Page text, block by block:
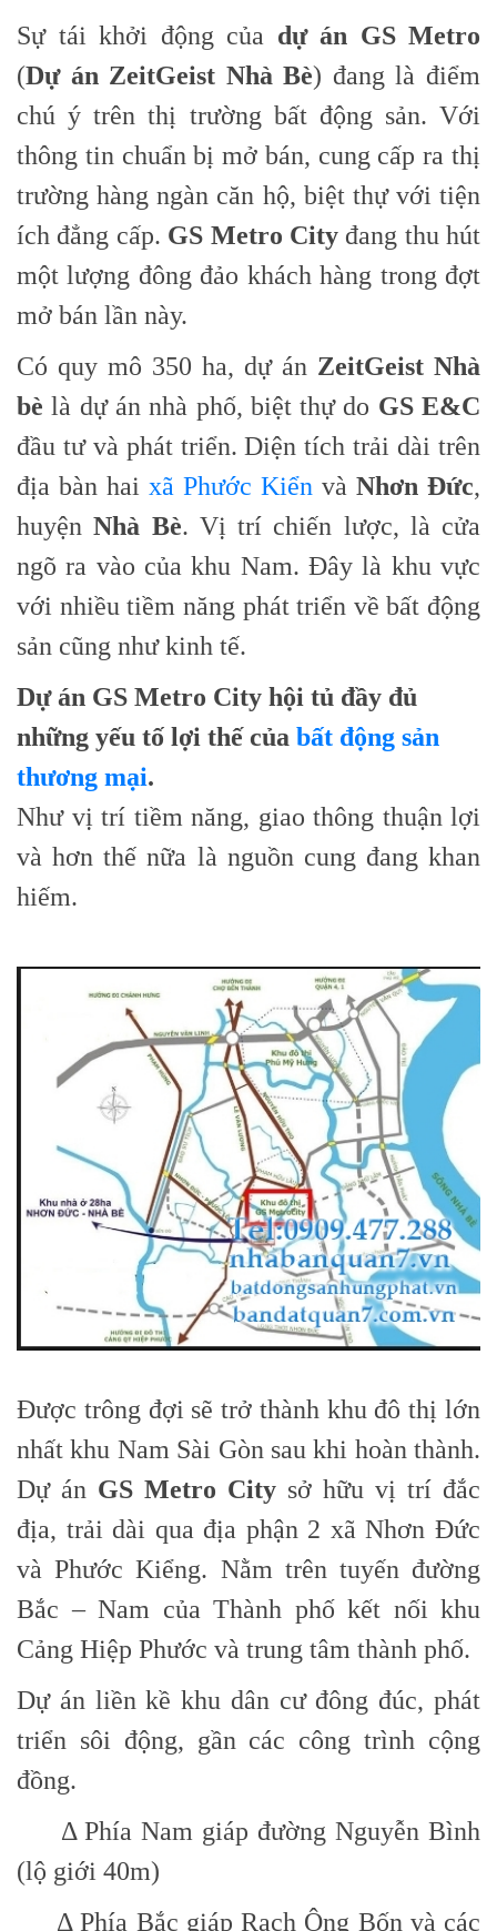
Sự tái khởi động của dự án GS Metro
(Dự án ZeitGeist Nhà Bè) đang là điểm
chú ý trên thị trường bất động sản. Với
thông tin chuẩn bị mở bán, cung cấp ra thị
trường hàng ngàn căn hộ, biệt thự với tiện
ích đẳng cấp. GS Metro Cityđang thu hút
một lượng đông đảo khách hàng trong đợt
mở bán lần này.
Có quy mô 350 ha, dự án ZeitGeist Nhà
bè là dự án nhà phố, biệt thự do GS E&C
đầu tư và phát triển. Diện tích trải dài trên
địa bàn hai xã Phước Kiển và Nhơn Đức,
huyệnNhà Bè. Vị trí chiến lược, là cửa
ngõ ra vào của khu Nam. Đây là khu vực
với nhiều tiềm năng phát triển về bất động
sản cũng như kinh tế.
Dự án GS Metro City hội tủ đầy đủ
những yếu tố lợi thế của bất động sản
thương mại.
Như vị trí tiềm năng, giao thông thuận lợi
và hơn thế nữa là nguồn cung đang khan
hiếm.
Được trông đợi sẽ trở thành khu đô thị lớn
nhất khu Nam Sài Gòn sau khi hoàn thành.
Dự án GS Metro City sở hữu vị trí đắc
địa, trải dài qua địa phận 2 xã Nhơn Đức
và Phước Kiểng. Nằm trên tuyến đường
Bắc – Nam của Thành phố kết nối khu
Cảng Hiệp Phước và trung tâm thành phố.
Dự án liền kề khu dân cư đông đúc, phát
triển sôi động, gần các công trình cộng
đồng.
Δ Phía Nam giáp đường Nguyễn Bình
(lộ giới 40m)
Δ Phía Bắc giáp Rạch Ông Bốn và các